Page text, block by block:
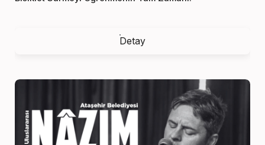
Detay